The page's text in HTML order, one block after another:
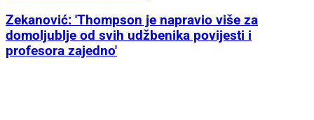
Zekanović: 'Thompson je napravio više za
domoljublje od svih udžbenika povijesti i
profesora zajedno'